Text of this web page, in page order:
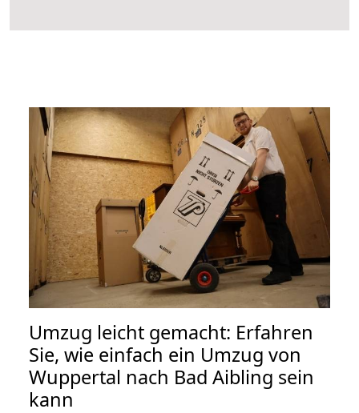
Umzug leicht gemacht: Erfahren
Sie, wie einfach ein Umzug von
Wuppertal nach Bad Aibling sein
kann